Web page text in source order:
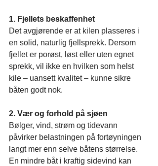
1. Fjellets beskaffenhet
Det avgjørende er at kilen plasseres i
en solid, naturlig fjellsprekk. Dersom
fjellet er porøst, løst eller uten egnet
sprekk, vil ikke en hvilken som helst
kile – uansett kvalitet – kunne sikre
båten godt nok.
2. Vær og forhold på sjøen
Bølger, vind, strøm og tidevann
påvirker belastningen på fortøyningen
langt mer enn selve båtens størrelse.
En mindre båt i kraftig sidevind kan